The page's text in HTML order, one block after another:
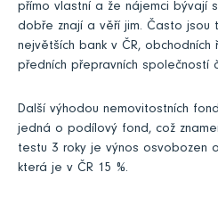
přímo vlastní a že nájemci bývají
dobře znají a věří jim. Často jsou
největších bank v ČR,
předních přepravních společností
Další výhodou nemovitostních
jedná o podílový fond, což
testu 3 roky je výnos osvobozen
která je v ČR 15 %.